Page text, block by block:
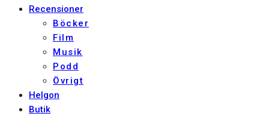
Recensioner
Böcker
Film
Musik
Podd
Övrigt
Helgon
Butik